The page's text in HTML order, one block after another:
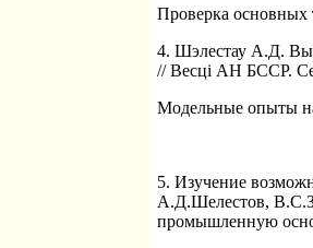
Проверка основных
4. Шэлестау А.Д.
// Весцi АН БССР.
Модельные опыты
5. Изучение
А.Д.Шелестов,
промышленную